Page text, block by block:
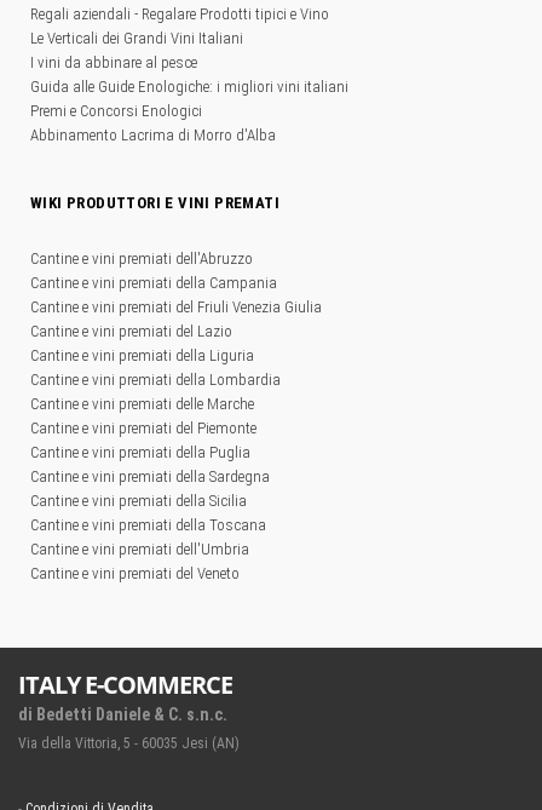
Regali aziendali - Regalare Prodotti tipici e Vino
Le Verticali dei Grandi Vini Italiani
I vini da abbinare al pesce
Guida alle Guide Enologiche: i migliori vini italiani
Premi e Concorsi Enologici
Abbinamento Lacrima di Morro d'Alba
WIKI PRODUTTORI E VINI PREMATI
Cantine e vini premiati dell'Abruzzo
Cantine e vini premiati della Campania
Cantine e vini premiati del Friuli Venezia Giulia
Cantine e vini premiati del Lazio
Cantine e vini premiati della Liguria
Cantine e vini premiati della Lombardia
Cantine e vini premiati delle Marche
Cantine e vini premiati del Piemonte
Cantine e vini premiati della Puglia
Cantine e vini premiati della Sardegna
Cantine e vini premiati della Sicilia
Cantine e vini premiati della Toscana
Cantine e vini premiati dell'Umbria
Cantine e vini premiati del Veneto
ITALY E-COMMERCE
di Bedetti Daniele & C. s.n.c.
Via della Vittoria, 5 - 60035 Jesi (AN)